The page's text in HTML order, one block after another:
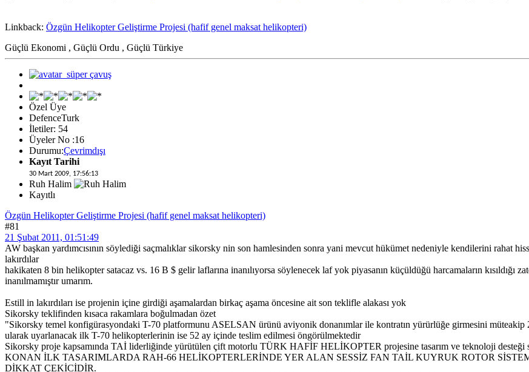
Linkback: Özgün Helikopter Geliştirme Projesi (hafif genel maksat helikopteri)
Güçlü Ekonomi , Güçlü Ordu , Güçlü Türkiye
Özel Üye
DefenceTurk
İletiler: 54
Üyeler No :16
Durumu:Çevrimdışı
Kayıt Tarihi
30 Mart 2009, 17:56:13
Ruh Halim
Kayıtlı
Özgün Helikopter Geliştirme Projesi (hafif genel maksat helikopteri)
#81
21 Şubat 2011, 01:51:49
AW başkan yardımcısının söylediği saçmalıklar sikorsky nin son hamlesinden sonra yani mevcut hükümet nedeniyle kendilerini rahat
lakırdılar
hakikaten 8 bin helikopter satacaz vs. 16 B $ gelir laflarına inanılıyorsa söylenecek laf yok piyasanın küçüldüğü harcamaların kısıldığı
inanılmamıştır umarım.
Estill in lakırdıları ise projenin içine girdiği aşamalardan birkaç aşama öncesine ait son teklifle alakası yok
Sikorsky teklifinden kısaca rakamlara boğulmadan özet
"Sikorsky temel konfigürasyondaki T-70 platformunu ASELSAN ürünü aviyonik donanımlar ile kontratın yürürlüğe girmesini
ularak uyarlanacak ilk T-70 helikopterlerinin ise 52 ay içinde teslim edilmesi öngörülmektedir
Sikorsky proje kapsamında TAİ liderliğinde yürütülen çift motorlu TÜRK HAFİF HELİKOPTER projesine tasarım ve teknoloji
KONAN İLK TASARIMLARDA RAH-66 HELİKOPTERLERİNDE YER ALAN SESSİZ FAN TAİL KUYRUK ROTOR
DİKKAT ÇEKİCİDİR.